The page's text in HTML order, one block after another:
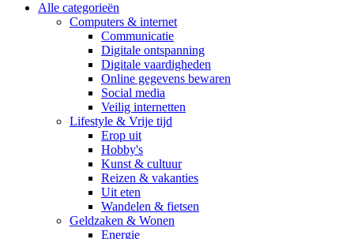
Alle categorieën
Computers & internet
Communicatie
Digitale ontspanning
Digitale vaardigheden
Online gegevens bewaren
Social media
Veilig internetten
Lifestyle & Vrije tijd
Erop uit
Hobby's
Kunst & cultuur
Reizen & vakanties
Uit eten
Wandelen & fietsen
Geldzaken & Wonen
Energie